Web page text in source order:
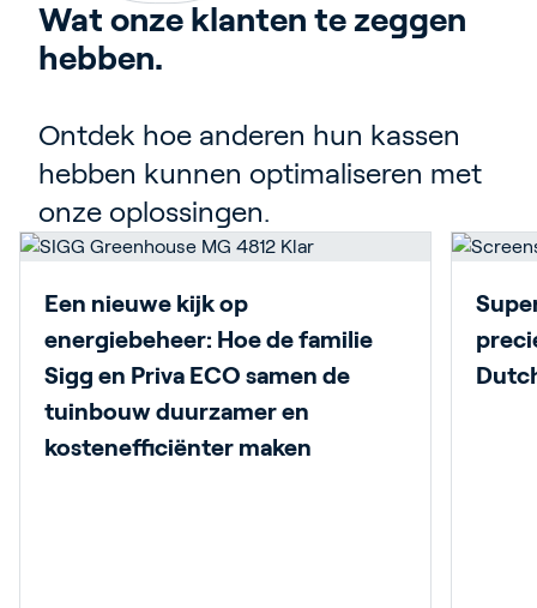
Wat onze klanten te zeggen
hebben.
Ontdek hoe anderen hun kassen
hebben kunnen optimaliseren met
onze oplossingen.
Een nieuwe kijk op
energiebeheer: Hoe de familie
Sigg en Priva ECO samen de
tuinbouw duurzamer en
kostenefficiënter maken